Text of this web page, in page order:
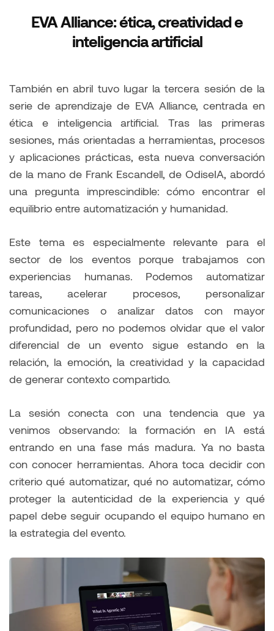
EVA Alliance: ética, creatividad e
inteligencia artificial
También en abril tuvo lugar la tercera sesión de la
serie de aprendizaje de EVA Alliance, centrada en
ética e inteligencia artificial. Tras las primeras
sesiones, más orientadas a herramientas, procesos
y aplicaciones prácticas, esta nueva conversación
de la mano de Frank Escandell, de OdiseIA, abordó
una pregunta imprescindible: cómo encontrar el
equilibrio entre automatización y humanidad.
Este tema es especialmente relevante para el
sector de los eventos porque trabajamos con
experiencias humanas. Podemos automatizar
tareas, acelerar procesos, personalizar
comunicaciones o analizar datos con mayor
profundidad, pero no podemos olvidar que el valor
diferencial de un evento sigue estando en la
relación, la emoción, la creatividad y la capacidad
de generar contexto compartido.
La sesión conecta con una tendencia que ya
venimos observando: la formación en IA está
entrando en una fase más madura. Ya no basta
con conocer herramientas. Ahora toca decidir con
criterio qué automatizar, qué no automatizar, cómo
proteger la autenticidad de la experiencia y qué
papel debe seguir ocupando el equipo humano en
la estrategia del evento.